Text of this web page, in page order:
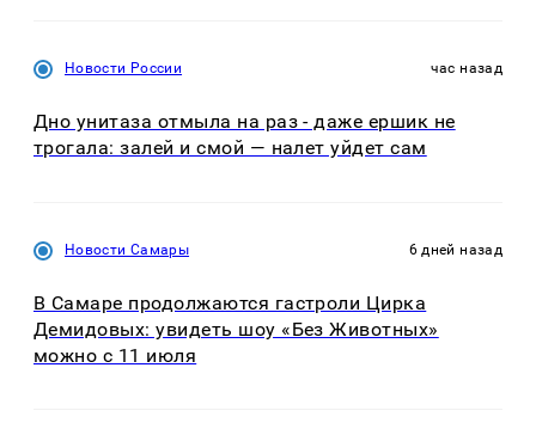
Новости России час назад
Дно унитаза отмыла на раз - даже ершик не
трогала: залей и смой — налет уйдет сам
Новости Самары 6 дней назад
В Самаре продолжаются гастроли Цирка
Демидовых: увидеть шоу «Без Животных»
можно с 11 июля